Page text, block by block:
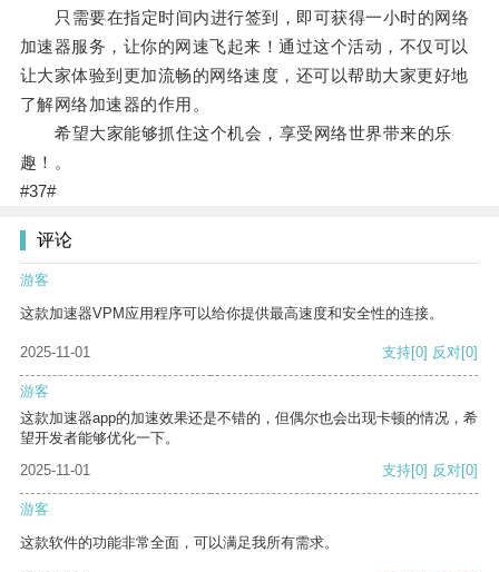
只需要在指定时间内进行签到，即可获得一小时的网络
加速器服务，让你的网速飞起来！通过这个活动，不仅可以
让大家体验到更加流畅的网络速度，还可以帮助大家更好地
了解网络加速器的作用。
希望大家能够抓住这个机会，享受网络世界带来的乐
趣！。
#37#
评论
游客
这款加速器VPM应用程序可以给你提供最高速度和安全性的连接。
2025-11-01 支持[0] 反对[0]
游客
这款加速器app的加速效果还是不错的，但偶尔也会出现卡顿的情况，希
望开发者能够优化一下。
2025-11-01
支持[0] 反对[0]
游客
这款软件的功能非常全面，可以满足我所有需求。